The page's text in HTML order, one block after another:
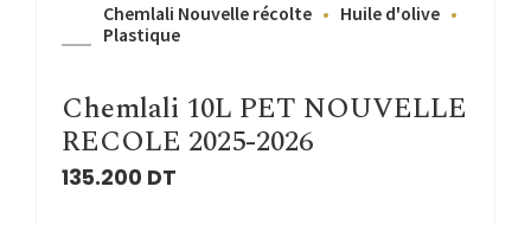
Chemlali Nouvelle récolte
Huile d'olive
Plastique
Chemlali 10L PET NOUVELLE
RECOLE 2025-2026
135.200 DT